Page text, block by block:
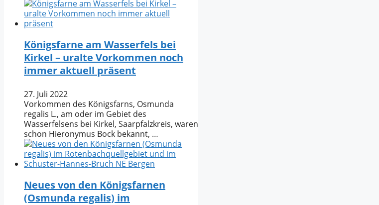
Königsfarne am Wasserfels bei
Kirkel – uralte Vorkommen noch
immer aktuell präsent
27. Juli 2022
Vorkommen des Königsfarns, Osmunda
regalis L., am oder im Gebiet des
Wasserfelsens bei Kirkel, Saarpfalzkreis, waren
schon Hieronymus Bock bekannt, …
Neues von den Königsfarnen
(Osmunda regalis) im